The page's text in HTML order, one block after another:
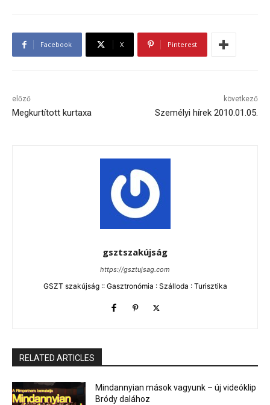
Facebook X Pinterest
előző
Megkurtított kurtaxa
következő
Személyi hírek 2010.01.05.
gsztszakújság
https://gsztujsag.com
GSZT szakújság :: Gasztronómia : Szálloda : Turisztika
RELATED ARTICLES
Mindannyian mások vagyunk – új videóklip
Bródy dalához